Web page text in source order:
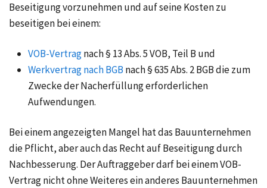
Beseitigung vorzunehmen und auf seine Kosten zu
beseitigen bei einem:
VOB-Vertragnach § 13 Abs. 5 VOB, Teil B und
Werkvertrag nach BGB nach § 635 Abs. 2 BGB die zum
Zwecke der Nacherfüllung erforderlichen
Aufwendungen.
Bei einem angezeigten Mangel hat das Bauunternehmen
die Pflicht, aber auch das Recht auf Beseitigung durch
Nachbesserung. Der Auftraggeber darf bei einem VOB-
Vertrag nicht ohne Weiteres ein anderes Bauunternehmen